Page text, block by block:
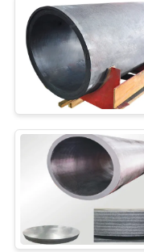
SƠ
ĐỒ
TRANG
WEB
PRIVACY
POLICY
Bộ lọc
Máy
công